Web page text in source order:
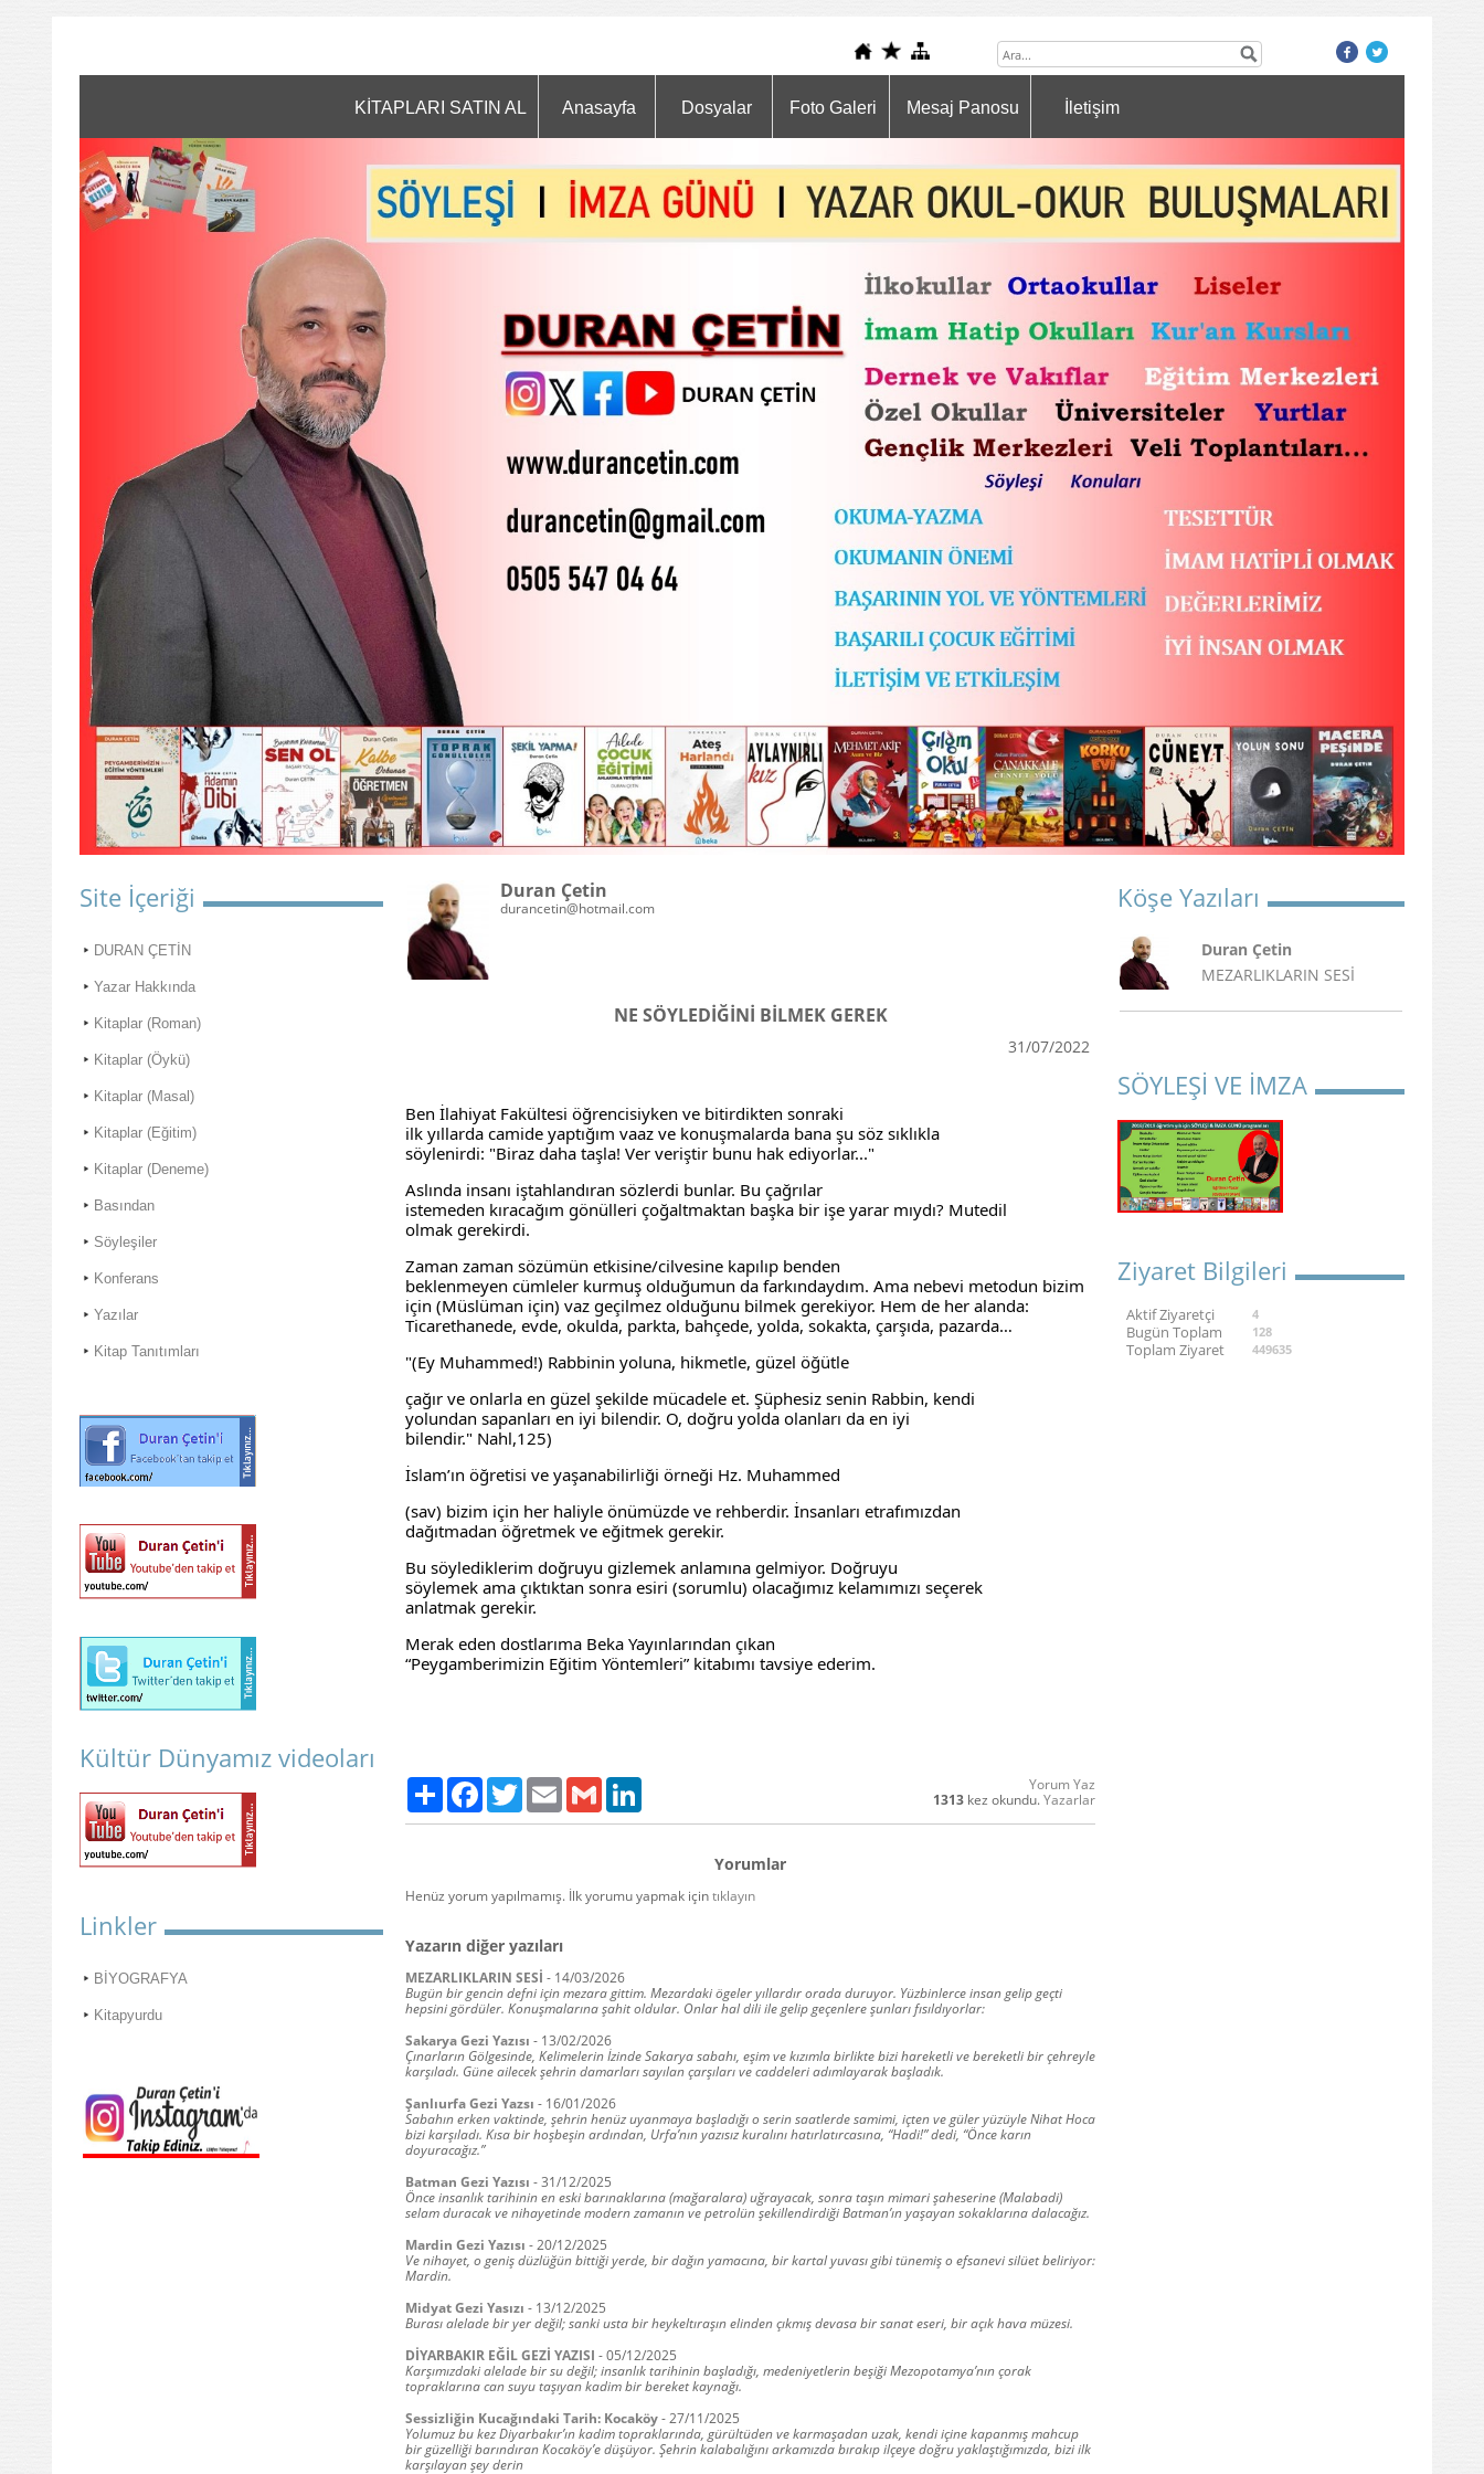
KİTAPLARI SATIN AL Anasayfa Dosyalar Foto Galeri Mesaj Panosu İletişim
Site İçeriği
DURAN ÇETİN
Yazar Hakkında
Kitaplar (Roman)
Kitaplar (Öykü)
Kitaplar (Masal)
Kitaplar (Eğitim)
Kitaplar (Deneme)
Basından
Söyleşiler
Konferans
Yazılar
Kitap Tanıtımları
Kültür Dünyamız videoları
Linkler
BİYOGRAFYA
Kitapyurdu
Duran Çetin
durancetin@hotmail.com
NE SÖYLEDİĞİNİ BİLMEK GEREK
31/07/2022
Ben İlahiyat Fakültesi öğrencisiyken ve bitirdikten sonraki
ilk yıllarda camide yaptığım vaaz ve konuşmalarda bana şu söz sıklıkla
söylenirdi: "Biraz daha taşla! Ver veriştir bunu hak ediyorlar..."
Aslında insanı iştahlandıran sözlerdi bunlar. Bu çağrılar
istemeden kıracağım gönülleri çoğaltmaktan başka bir işe yarar mıydı? Mutedil
olmak gerekirdi.
Zaman zaman sözümün etkisine/cilvesine kapılıp benden
beklenmeyen cümleler kurmuş olduğumun da farkındaydım. Ama nebevi metodun bizim
için (Müslüman için) vaz geçilmez olduğunu bilmek gerekiyor. Hem de her alanda:
Ticarethanede, evde, okulda, parkta, bahçede, yolda, sokakta, çarşıda, pazarda…
"(Ey Muhammed!) Rabbinin yoluna, hikmetle, güzel öğütle
çağır ve onlarla en güzel şekilde mücadele et. Şüphesiz senin Rabbin, kendi
yolundan sapanları en iyi bilendir. O, doğru yolda olanları da en iyi
bilendir." Nahl,125)
İslam’ın öğretisi ve yaşanabilirliği örneği Hz. Muhammed
(sav) bizim için her haliyle önümüzde ve rehberdir. İnsanları etrafımızdan
dağıtmadan öğretmek ve eğitmek gerekir.
Bu söylediklerim doğruyu gizlemek anlamına gelmiyor. Doğruyu
söylemek ama çıktıktan sonra esiri (sorumlu) olacağımız kelamımızı seçerek
anlatmak gerekir.
Merak eden dostlarıma Beka Yayınlarından çıkan
“Peygamberimizin Eğitim Yöntemleri” kitabımı tavsiye ederim.
Paylaş FacebookTwitter Email Gmail
Yorum Yaz
1313 kez okundu.Yazarlar
Yorumlar
Henüz yorum yapılmamış. İlk yorumu yapmak içintıklayın
Yazarın diğer yazıları
MEZARLIKLARIN SESİ - 14/03/2026
Bugün bir gencin defni için mezara gittim. Mezardaki ögeler yıllardır orada duruyor. Yüzbinlerce insan gelip geçti
hepsini gördüler. Konuşmalarına şahit oldular. Onlar hal dili ile gelip geçenlere şunları fısıldıyorlar:
Sakarya Gezi Yazısı - 13/02/2026
Çınarların Gölgesinde, Kelimelerin İzinde Sakarya sabahı, eşim ve kızımla birlikte bizi hareketli ve bereketli bir çehreyle
karşıladı. Güne ailecek şehrin damarları sayılan çarşıları ve caddeleri adımlayarak başladık.
Şanlıurfa Gezi Yazsı - 16/01/2026
Sabahın erken vaktinde, şehrin henüz uyanmaya başladığı o serin saatlerde samimi, içten ve güler yüzüyle Nihat Hoca
bizi karşıladı. Kısa bir hoşbeşin ardından, Urfa’nın yazısız kuralını hatırlatırcasına, “Hadi!” dedi, “Önce karın
doyuracağız.”
Batman Gezi Yazısı -31/12/2025
Önce insanlık tarihinin en eski barınaklarına (mağaralara) uğrayacak, sonra taşın mimari şaheserine (Malabadi)
selam duracak ve nihayetinde modern zamanın ve petrolün şekillendirdiği Batman’ın yaşayan sokaklarına dalacağız.
Mardin Gezi Yazısı -20/12/2025
Ve nihayet, o geniş düzlüğün bittiği yerde, bir dağın yamacına, bir kartal yuvası gibi tünemiş o efsanevi silüet beliriyor:
Mardin.
Midyat Gezi Yasızı - 13/12/2025
Burası alelade bir yer değil; sanki usta bir heykeltıraşın elinden çıkmış devasa bir sanat eseri, bir açık hava müzesi.
DİYARBAKIR EĞİL GEZİ YAZISI -05/12/2025
Karşımızdaki alelade bir su değil; insanlık tarihinin başladığı, medeniyetlerin beşiği Mezopotamya’nın çorak
topraklarına can suyu taşıyan kadim bir bereket kaynağı.
Sessizliğin Kucağındaki Tarih: Kocaköy-27/11/2025
Yolumuz bu kez Diyarbakır’ın kadim topraklarında, gürültüden ve karmaşadan uzak, kendi içine kapanmış mahcup
bir güzelliği barındıran Kocaköy’e düşüyor. Şehrin kalabalığını arkamızda bırakıp ilçeye doğru yaklaştığımızda, bizi ilk
karşılayan şey derin
Köşe Yazıları
Duran Çetin
MEZARLIKLARIN SESİ
SÖYLEŞİ VE İMZA
Ziyaret Bilgileri
Aktif Ziyaretçi 4
Bugün Toplam 128
Toplam Ziyaret 449635